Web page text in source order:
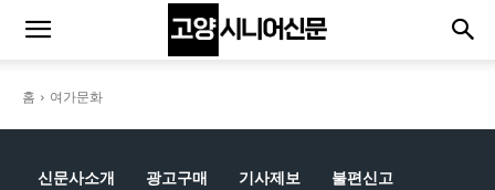
홈 여가문화
신문사소개 광고구매 기사제보 불편신고